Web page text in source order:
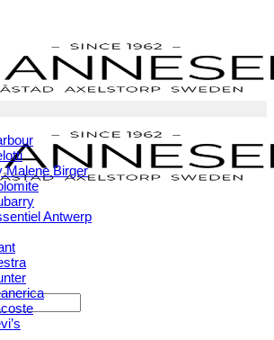
Malene Birger
Antwerp